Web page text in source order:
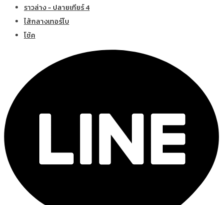
ราวล่าง - ปลายเกียร์ 4
ไส้กลางเทอร์โบ
โช้ค